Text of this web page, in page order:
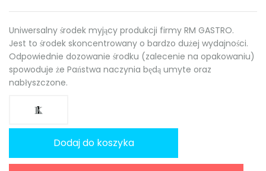
Uniwersalny środek myjący produkcji firmy RM GASTRO.
Jest to środek skoncentrowany o bardzo dużej wydajności.
Odpowiednie dozowanie środku (zalecenie na opakowaniu)
spowoduje że Państwa naczynia będą umyte oraz
nabłyszczone.
Dodaj do koszyka